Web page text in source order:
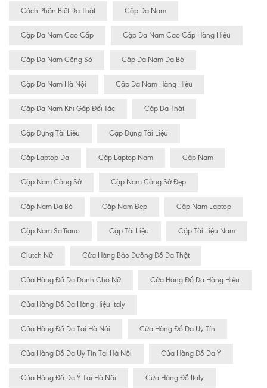
Cách Phân Biệt Da Thật Cặp Da Nam
Cặp Da Nam Cao Cấp Cặp Da Nam Cao Cấp Hàng Hiệu
Cặp Da Nam Công Sở Cặp Da Nam Da Bò
Cặp Da Nam Hà Nội Cặp Da Nam Hàng Hiệu
Cặp Da Nam Khi Gặp Đối Tác Cặp Da Thật
Cặp Đựng Tài Liêu Cặp Đựng Tài Liệu
Cặp Laptop Da Cặp Laptop Nam Cặp Nam
Cặp Nam Công Sở Cặp Nam Công Sở Đẹp
Cặp Nam Da Bò Cặp Nam Đẹp Cặp Nam Laptop
Cặp Nam Saffiano Cặp Tài Liệu Cặp Tài Liệu Nam
Clutch Nữ Cửa Hàng Bảo Dưỡng Đồ Da Thật
Cửa Hàng Đồ Da Dành Cho Nữ Cửa Hàng Đồ Da Hàng Hiệu
Cửa Hàng Đồ Da Hàng Hiệu Italy
Cửa Hàng Đồ Da Tại Hà Nội Cửa Hàng Đồ Da Uy Tín
Cửa Hàng Đồ Da Uy Tín Tại Hà Nội Cửa Hàng Đồ Da Ý
Cửa Hàng Đồ Da Ý Tại Hà Nội Cửa Hàng Đồ Italy